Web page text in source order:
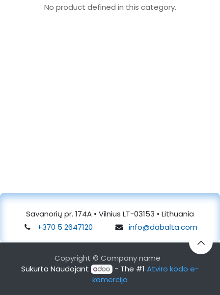
No product defined in this category.
Savanorių pr. 174A • Vilnius LT-03153 • Lithuania
+370 5 2647120
info@dabalta.com
Copyright © Company name
Sukurta Naudojant
- The #1 Atviro kodo e-
komercija